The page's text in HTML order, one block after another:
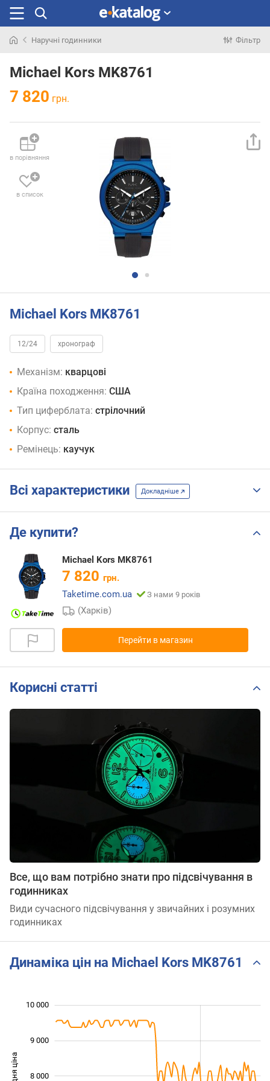
раніше
Наручні годинники Фільтр
Michael Kors MK8761
7 820 грн.
в порівняння
в список
Michael Kors MK8761
12/24 хронограф
Механізм: кварцові
Країна походження: США
Тип циферблата: стрілочний
Корпус: сталь
Ремінець: каучук
Всі характеристики Докладніше
Де купити?
Michael Kors MK8761
7 820 грн.
Taketime.com.ua
З нами 9 років
(Харків)
Перейти в магазин
Корисні статті
Все, що вам потрібно знати про підсвічування в
годинниках
Види сучасного підсвічування у звичайних і розумних
годинниках
Динаміка цін на Michael Kors MK8761
10 000
8 000
9 000
10 000